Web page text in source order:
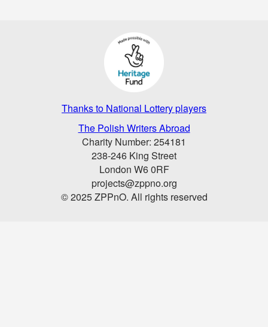
Thanks to National Lottery players
The Polish Writers Abroad
Charity Number: 254181
238-246 King Street
London W6 0RF
projects@zppno.org
© 2025 ZPPnO. All rights reserved